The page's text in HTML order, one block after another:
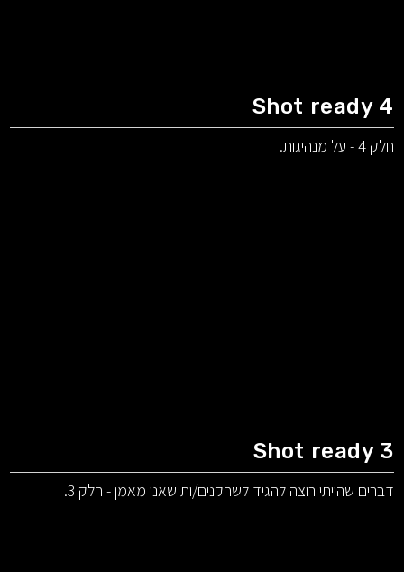
Shot ready 4
חלק 4 - על מנהיגות.
Shot ready 3
דברים שהייתי רוצה להגיד לשחקנים/ות שאני מאמן - חלק 3.